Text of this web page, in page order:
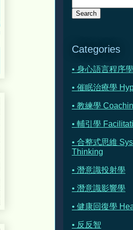
Categories
• 身心語言程序
• 催眠治療學
• 教練學
• 輔引學
• 合整式思維
Thinking
• 潛意識投射學
• 潛意識影響學
• 健康回復學
• 反反智